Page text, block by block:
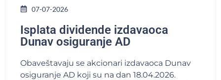
07-07-2026
Isplata dividende izdavaoca
Dunav osiguranje AD
Obaveštavaju se akcionari izdavaoca Dunav
osiguranje AD koji su na dan 18.04.2026.